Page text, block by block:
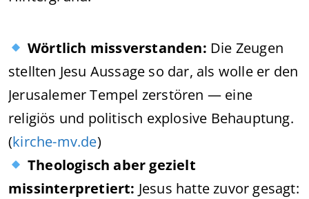
Wörtlich missverstanden: Die Zeugen
stellten Jesu Aussage so dar, als wolle er den
Jerusalemer Tempel zerstören — eine
religiös und politisch explosive Behauptung.
(kirche-mv.de)
Theologisch aber gezielt
missinterpretiert: Jesus hatte zuvor gesagt: